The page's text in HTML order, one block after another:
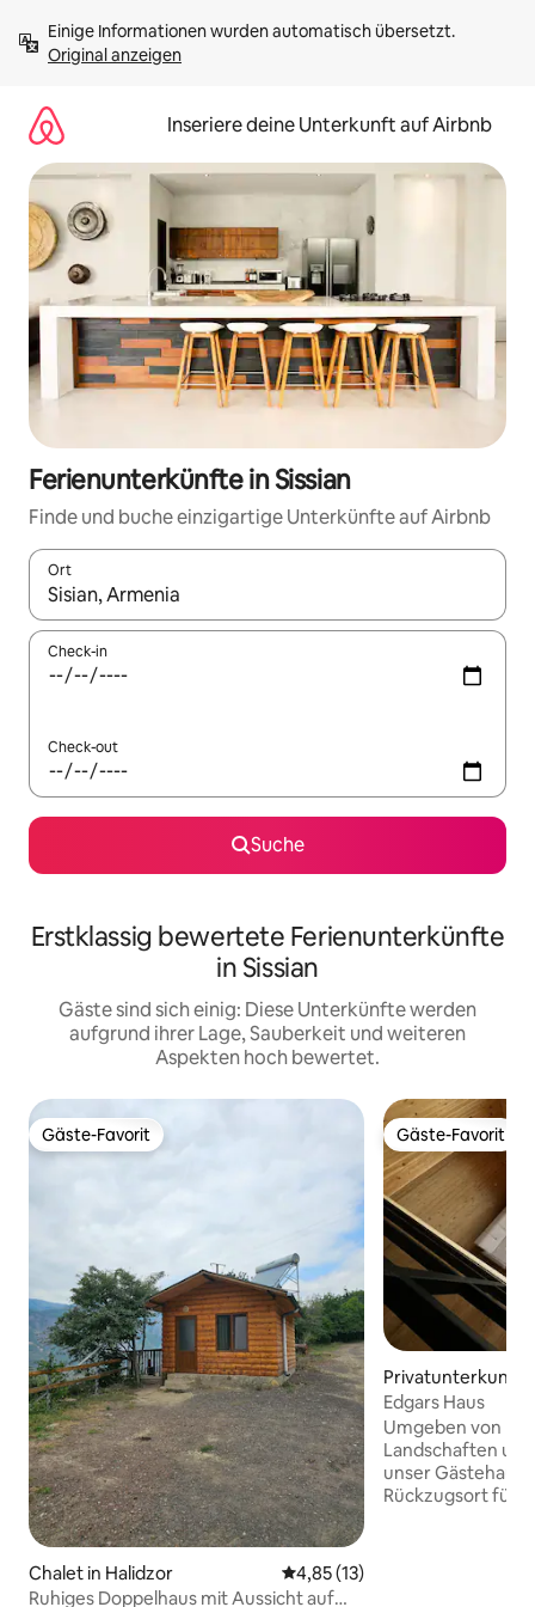
Inhalten
springenOriginal anzeigen
Inseriere deine Unterkunft auf Airbnb
Ferienunterkünfte in Sissian
Finde und buche einzigartige Unterkünfte auf Airbnb
Ort
Wenn Ergebnisse verfügbar sind, navigiere mit den
Check-in
Check-out
Suche
Erstklassig bewertete Ferienunterkünfte
in Sissian
Gäste sind sich einig: Diese Unterkünfte werden
aufgrund ihrer Lage, Sauberkeit und weiteren
Aspekten hoch bewertet.
Gäste-Favorit
Gäste-Favorit
Chalet in Halidzor Durchschnittliche Bewertung:
4,85 (13)
Ruhiges Doppelhaus mit Aussicht auf
Gäste-Favorit
Gäste-Favorit
Privatunterkunft
Edgars Haus
Umgeben von
Landschaften
unser Gästehaus
Rückzugsort für